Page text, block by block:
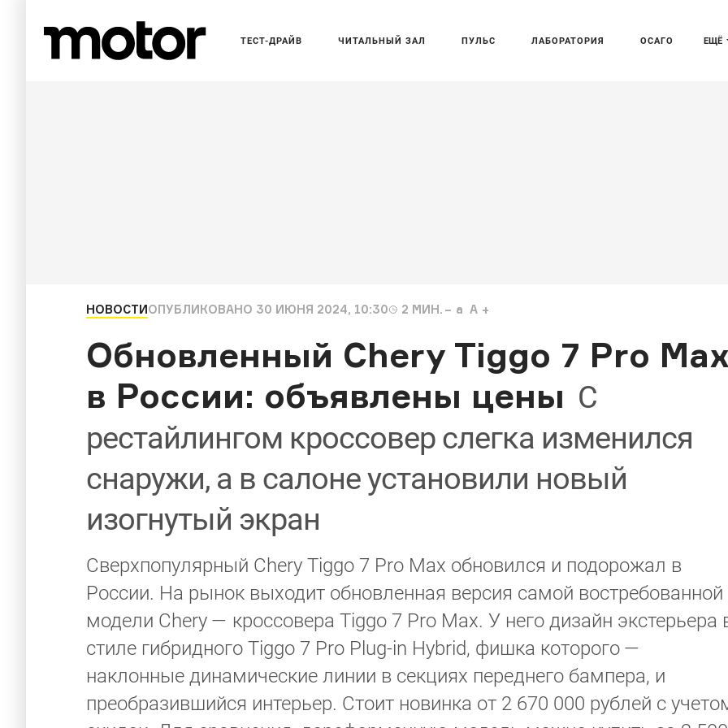
ЕЩЁ
ТЕСТ-ДРАЙВ ЧИТАЛЬНЫЙ ЗАЛ ПУЛЬС ЛАБОРАТОРИЯ ОСАГО
НОВОСТИОПУБЛИКОВАНО 30 ИЮНЯ 2024, 10:30 2 МИН. a A
Обновленный Chery Tiggo 7 Pro
в России: объявлены цены С
рестайлингом кроссовер слегка изменился
снаружи, а в салоне установили новый
изогнутый экран
Сверхпопулярный Chery Tiggo 7 Pro Max обновился и подорожал в
России. На рынок выходит обновленная версия самой востребованной
модели Сhery — кроссовера Tiggo 7 Pro Max. У него дизайн экстерьера
стиле гибридного Tiggo 7 Pro Plug-in Hybrid, фишка которого —
наклонные динамические линии в секциях переднего бампера, и
преобразившийся интерьер. Стоит новинка от 2 670 000 рублей с